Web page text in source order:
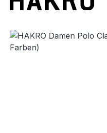
Bildergalerie überspringen